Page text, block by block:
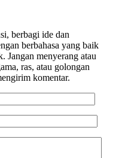
berbagi ide dan
berbahasa yang baik
Jangan menyerang atau
ras, atau golongan
komentar.